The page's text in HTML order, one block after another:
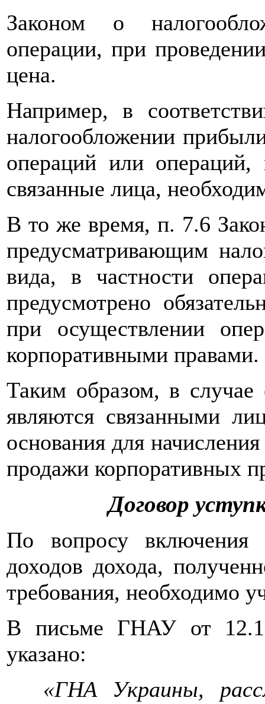
Законом о
операции, при
цена.
Например, в
налогообложении
операций или
связанные лица,
В то же время, п. 7.6
предусматривающим
вида, в частности
предусмотрено
при осуществлении
корпоративными правами.
Таким образом, в
являются связанными
основания для
продажи корпоративных
Договор
По вопросу
доходов дохода,
требования, необходимо
В письме ГНАУ от
указано:
«ГНА Украины,